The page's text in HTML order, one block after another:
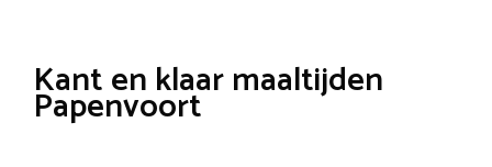
Kant en klaar maaltijden
Papenvoort